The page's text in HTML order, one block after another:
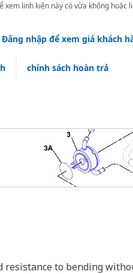
xem linh kiện này có vừa không hoặc
Đăng nhập để xem giá khách
chính sách hoàn trả
to bending